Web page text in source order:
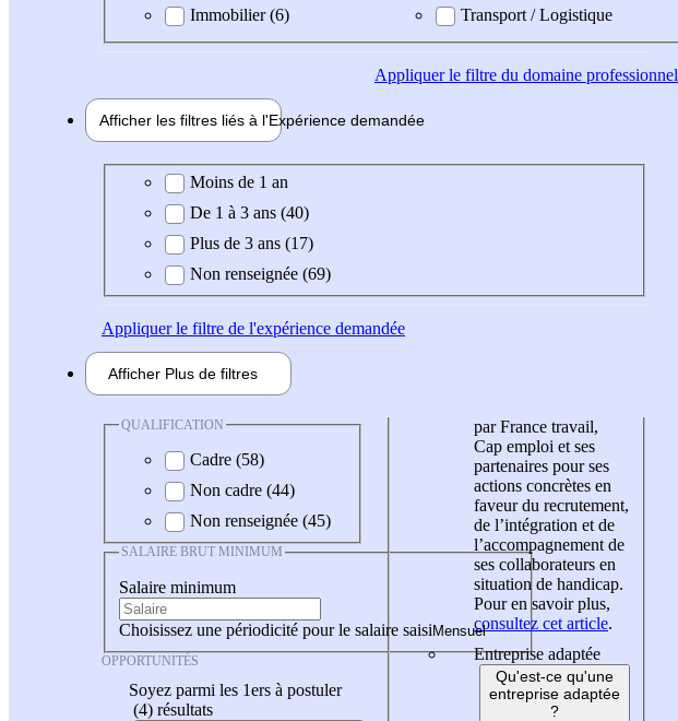
Immobilier (6)
Transport / Logistique
Appliquerle filtre du domaine professionnel
Afficher les filtres liés à l'Expérience demandée
Expérience demandée
Moins de 1 an
De 1 à 3 ans (40)
Plus de 3 ans (17)
Non renseignée (69)
Appliquerle filtre de l'expérience demandée
Afficher Plus de filtres
QUALIFICATION
Cadre (58)
Non cadre (44)
Non renseignée (45)
SALAIRE BRUT MINIMUM
Salaire minimum
Choisissez une périodicité pour le salaire saisi
OPPORTUNITÉS
Soyez parmi les 1ers à postuler
(4) résultats
par France travail,
Cap emploi et ses
partenaires pour ses
actions concrètes en
faveur du recrutement,
de l’intégration et de
l’accompagnement de
ses collaborateurs en
situation de handicap.
Pour en savoir plus,
consultez cet article.
Entreprise adaptée
Qu'est-ce qu'une
entreprise adaptée
?